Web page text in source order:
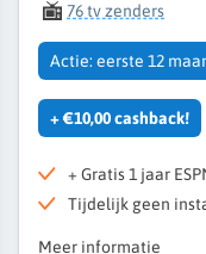
76 tv zenders
Actie: eerste 12
+ €10,00 cashback!
+ Gratis 1 jaar
Tijdelijk geen
Meer informatie